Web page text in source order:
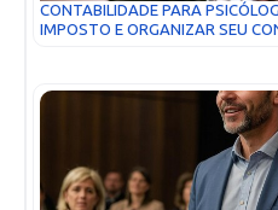
CONTABILIDADE PARA
IMPOSTO E ORGANIZAR SEU